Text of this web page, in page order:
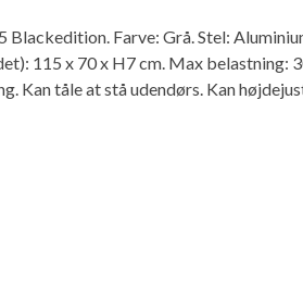
Farve: Grå. Stel:
115 x 70 x H7 cm. Max belastning:
Kan tåle at stå udendørs. Kan